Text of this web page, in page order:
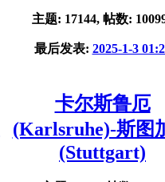
主题: 17144, 帖数:
最后发表: 2025-1-3
卡尔斯鲁厄
(Karlsruhe)-斯图
(Stuttgart)